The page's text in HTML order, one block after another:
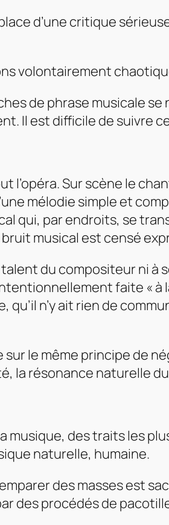
d’une critique
volontairement
de phrase musicale
Il est difficile de suivre
l’opéra. Sur scène le
mélodie simple et
qui, par endroits, se
musical est censé
du compositeur ni
faite «
qu’il n’y ait rien de
le même principe de
la résonance naturelle
musique, des traits les
naturelle, humaine.
des masses est
des procédés de